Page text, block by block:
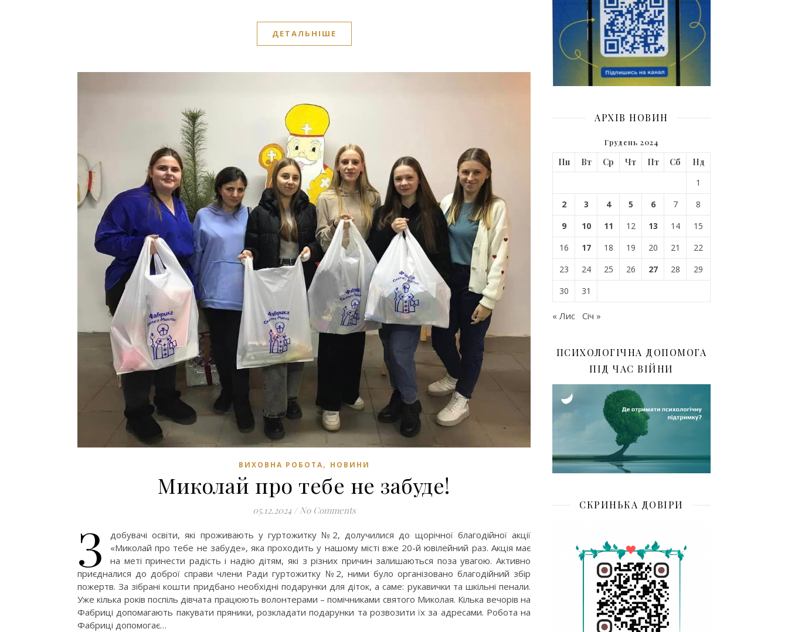
ДЕТАЛЬНІШЕ
ВИХОВНА РОБОТА, НОВИНИ
Миколай про тебе не забуде!
05.12.2024 / No Comments
З
добувачі освіти, які проживають у гуртожитку №2, долучилися до щорічної благодійної акції
«Миколай про тебе не забуде», яка проходить у нашому місті вже 20-й ювілейний раз. Акція має
на меті принести радість і надію дітям, які з різних причин залишаються поза увагою. Активно
приєдналися до доброї справи члени Ради гуртожитку №2, ними було організовано благодійний збір
пожертв. За зібрані кошти придбано необхідні подарунки для діток, а саме: рукавички та шкільні пенали.
Уже кілька років поспіль дівчата працюють волонтерами – помічниками святого Миколая. Кілька вечорів на
Фабриці допомагають пакувати пряники, розкладати подарунки та розвозити їх за адресами. Робота на
Фабриці допомогає…
АРХІВ НОВИН
Грудень 2024
Пн Вт Ср Чт Пт Сб
Нд
1
2
3 4 5 6 7
8
9
10 11 12 13 14
15
16
17 18 19 20 21
22
23
24 25 26 27 28
29
30
31
« Лис Січ »
ПСИХОЛОГІЧНА ДОПОМОГА
ПІД ЧАС ВІЙНИ
СКРИНЬКА ДОВІРИ